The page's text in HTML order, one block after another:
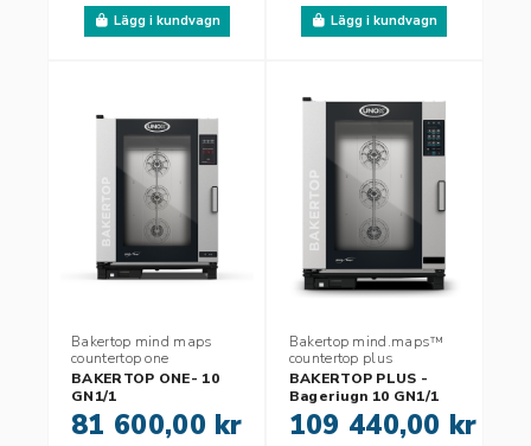
Lägg i kundvagn Lägg i kundvagn
Bakertop mind maps
countertop one
BAKERTOP ONE- 10
GN1/1
81 600,00 kr
Bakertop mind.maps™
countertop plus
BAKERTOP PLUS -
Bageriugn 10 GN1/1
109 440,00 kr